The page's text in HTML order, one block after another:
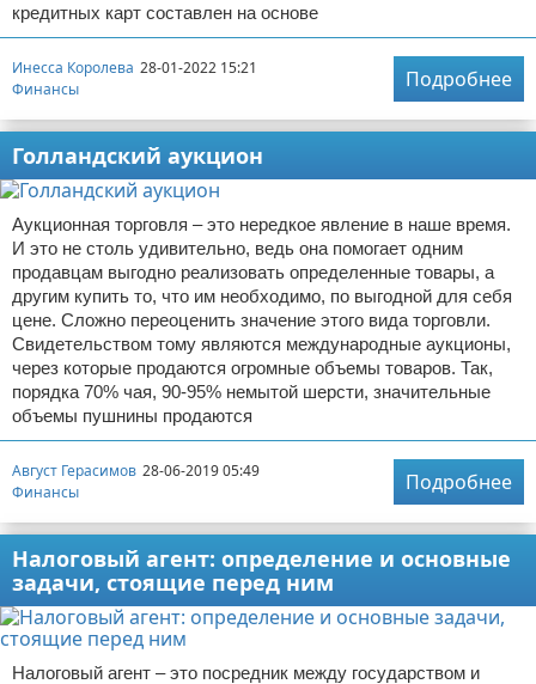
кредитных карт составлен на основе
Инесса Королева 28-01-2022 15:21
Финансы
Подробнее
Голландский аукцион
Аукционная торговля – это нередкое явление в наше время.
И это не столь удивительно, ведь она помогает одним
продавцам выгодно реализовать определенные товары, а
другим купить то, что им необходимо, по выгодной для себя
цене. Сложно переоценить значение этого вида торговли.
Свидетельством тому являются международные аукционы,
через которые продаются огромные объемы товаров. Так,
порядка 70% чая, 90-95% немытой шерсти, значительные
объемы пушнины продаются
Август Герасимов 28-06-2019 05:49
Финансы
Подробнее
Налоговый агент: определение и основные
задачи, стоящие перед ним
Налоговый агент – это посредник между государством и